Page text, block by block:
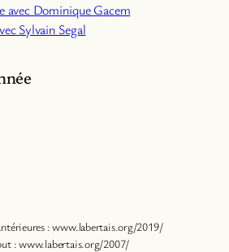
avec Dominique Gacem
Sylvain Segal
: www.labertais.org/2019/
: www.labertais.org/2007/